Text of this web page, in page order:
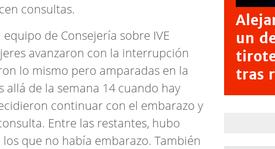
consultas.
de Consejería sobre IVE
avanzaron con la interrupción
lo mismo pero amparadas en la
allá de la semana 14 cuando hay
continuar con el embarazo y
Entre las restantes, hubo
que no había embarazo. También
un
tras